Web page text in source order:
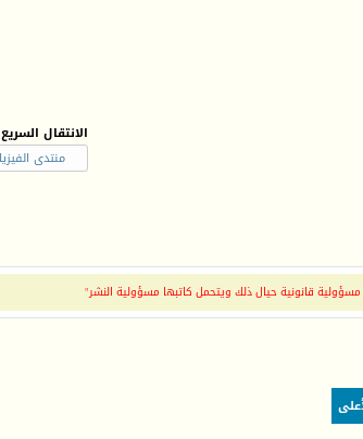
الانتقال السريع
مسؤولية قانونية حيال ذلك ويتحمل كاتبها مسؤولية النشر"